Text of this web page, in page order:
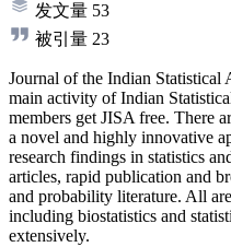
发文量 53
被引量 23
Journal of the Indian Statistical
main activity of Indian
members get JISA free. There
a novel and highly innovative
research findings in statistics
articles, rapid publication and
and probability literature. All
including biostatistics and
extensively.